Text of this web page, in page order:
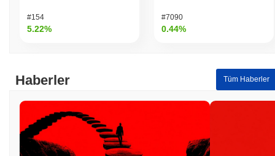
#154
5.22%
#7090
0.44%
Haberler Tüm Haberler